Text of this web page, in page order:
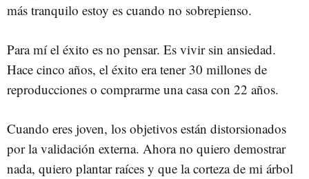
más tranquilo estoy es cuando no sobrepienso.
Para mí el éxito es no pensar. Es vivir sin ansiedad.
Hace cinco años, el éxito era tener 30 millones de
reproducciones o comprarme una casa con 22 años.
Cuando eres joven, los objetivos están distorsionados
por la validación externa. Ahora no quiero demostrar
nada, quiero plantar raíces y que la corteza de mi árbol